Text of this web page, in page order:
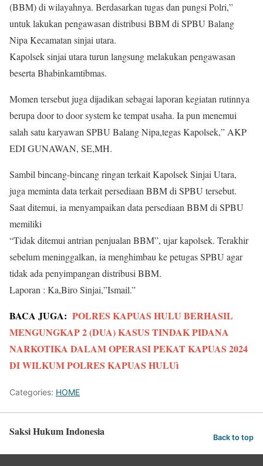
(BBM) di wilayahnya. Berdasarkan tugas dan pungsi Polri,”
untuk lakukan pengawasan distribusi BBM di SPBU Balang
Nipa Kecamatan sinjai utara.
Kapolsek sinjai utara turun langsung melakukan pengawasan
beserta Bhabinkamtibmas.
Momen tersebut juga dijadikan sebagai laporan kegiatan rutinnya
berupa door to door system ke tempat usaha. Ia pun menemui
salah satu karyawan SPBU Balang Nipa,tegas Kapolsek,” AKP
EDI GUNAWAN, SE,MH.
Sambil bincang-bincang ringan terkait Kapolsek Sinjai Utara,
juga meminta data terkait persediaan BBM di SPBU tersebut.
Saat ditemui, ia menyampaikan data persediaan BBM di SPBU
memiliki
“Tidak ditemui antrian penjualan BBM”, ujar kapolsek. Terakhir
sebelum meninggalkan, ia menghimbau ke petugas SPBU agar
tidak ada penyimpangan distribusi BBM.
Laporan : Ka,Biro Sinjai,”Ismail.”
BACA JUGA: POLRES KAPUAS HULU BERHASIL
MENGUNGKAP 2 (DUA) KASUS TINDAK PIDANA
NARKOTIKA DALAM OPERASI PEKAT KAPUAS 2024
DI WILKUM POLRES KAPUAS HULUì
Categories: HOME
Saksi Hukum Indonesia Back to top